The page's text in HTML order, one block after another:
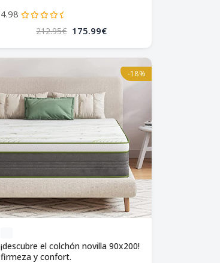
4.98
212.95€ 175.99€
-18%
¡descubre el colchón novilla 90x200!
firmeza y confort.